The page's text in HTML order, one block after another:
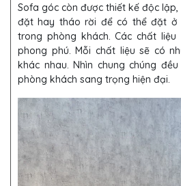
Sofa góc còn được thiết kế độc
đặt hay tháo rời để có thể đặt ở
trong phòng khách. Các chất
phong phú. Mỗi chất liệu sẽ có
khác nhau. Nhìn chung chúng
phòng khách sang trọng hiện đại.